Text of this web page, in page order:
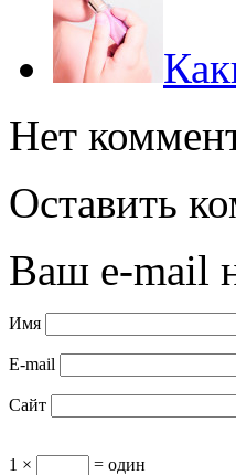
Нет
Оставить
Ваш e-mail
Имя
E-mail
Сайт
1 × = один